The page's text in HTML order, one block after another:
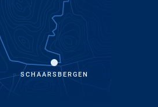
SCHAARSBERGEN